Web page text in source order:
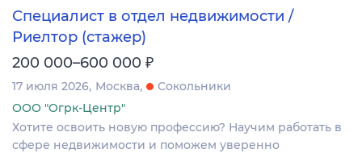
Специалист в отдел недвижимости /
Риелтор (стажер)
200 000–600 000 ₽
17 июля 2026 Москва
Сокольники
ООО "Огрк-Центр"
Хотите освоить новую профессию? Научим работать в
сфере недвижимости и поможем уверенно